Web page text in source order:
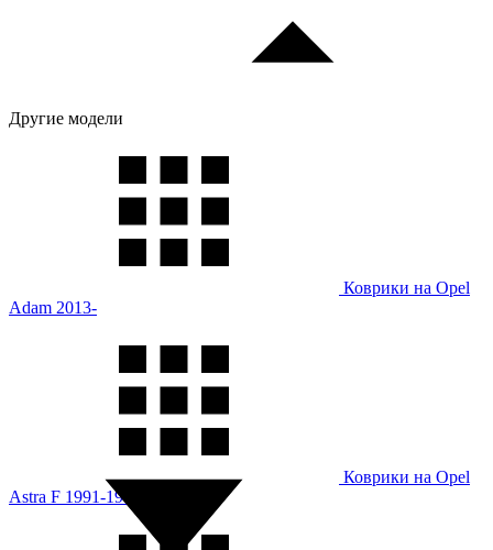
Другие модели
Коврики на Opel
Adam 2013-
Коврики на Opel
Astra F 1991-1998